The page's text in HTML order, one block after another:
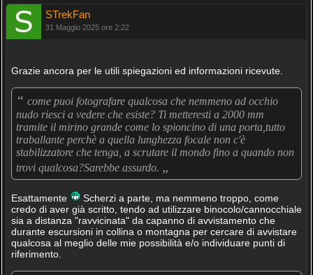
STrekFan
31 Maggio 2025 ore 2:22
Grazie ancora per le utili spiegazioni ed informazioni ricevute.
“ come puoi fotografare qualcosa che nemmeno ad occhio
nudo riesci a vedere che esiste? Ti metteresti a 2000 mm
tramite il mirino grande come lo spioncino di una porta,tutto
traballante perchè a quella lunghezza focale non c'è
stabilizzatore che tenga, a scrutare il mondo fino a quando non
trovi qualcosa?Sarebbe assurdo. „
Esattamente
Scherzi a parte, ma nemmeno troppo, come
credo di aver già scritto, tendo ad utilizzare binocolo/cannocchiale
sia a distanza "ravvicinata" da capanno di avvistamento che
durante escursioni in collina o montagna per cercare di avvistare
qualcosa al meglio delle mie possibilità e/o individuare punti di
riferimento.